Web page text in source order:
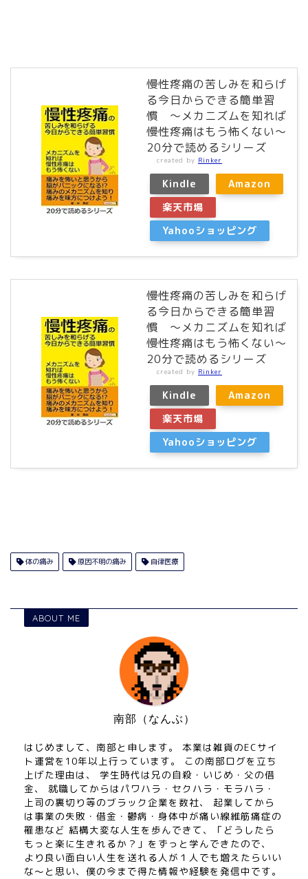
慢性疼痛の苦しみを和らげ
る今日からできる簡単習
慣 ～メカニズムを知れば
慢性疼痛はもう怖くない～
20分で読めるシリーズ
created by Rinker
Kindle
Amazon
楽天市場
Yahooショッピング
慢性疼痛の苦しみを和らげ
る今日からできる簡単習
慣 ～メカニズムを知れば
慢性疼痛はもう怖くない～
20分で読めるシリーズ
created by Rinker
Kindle
Amazon
楽天市場
Yahooショッピング
体の痛み 原因不明の痛み 自律医療
ABOUT ME
南部（なんぶ）
はじめまして、南部と申します。 本業は雑貨のECサイ
ト運営を10年以上行っています。 この南部ログを立ち
上げた理由は、 学生時代は兄の自殺・いじめ・父の借
金、 就職してからはパワハラ・セクハラ・モラハラ・
上司の裏切り等のブラック企業を数社、 起業してから
は事業の失敗・借金・鬱病・身体中が痛い線維筋痛症の
罹患など 結構大変な人生を歩んできて、「どうしたら
もっと楽に生きれるか？」をずっと学んできたので、
より良い面白い人生を送れる人が１人でも増えたらいい
な～と思い、僕の今まで得た情報や経験を発信中です。